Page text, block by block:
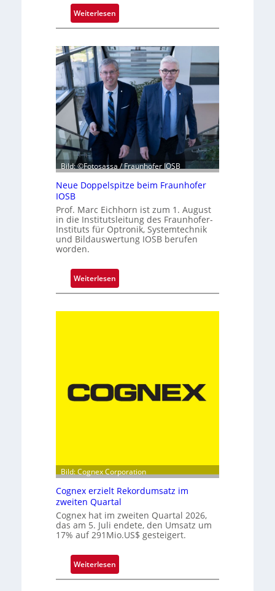
Weiterlesen
D
e
i
J
a
h
r
z
h
n
e
K
a
m
e
a
e
c
Bild: ©Fotosassa / Fraunhofer IOSB
Neue Doppelspitze beim Fraunhofer
IOSB
Prof. Marc Eichhorn ist zum 1. August
in die Institutsleitung des Fraunhofer-
Instituts für Optronik, Systemtechnik
und Bildauswertung IOSB berufen
worden.
Weiterlesen
N
p
e
z
b
i
m
a
Bild: Cognex Corporation
Cognex erzielt Rekordumsatz im
zweiten Quartal
Cognex hat im zweiten Quartal 2026,
das am 5. Juli endete, den Umsatz um
17% auf 291Mio.US$ gesteigert.
Weiterlesen
C